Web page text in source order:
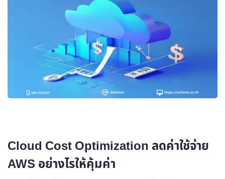
Cloud Cost Optimization ลดค่าใช้จ่าย
AWS อย่างไรให้คุ้มค่า